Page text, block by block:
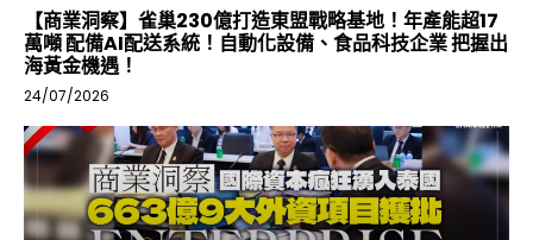
【商業洞察】雀巢230億打造東盟戰略基地！年產能超17
萬噸 配備AI配送系統！自動化設備、食品科技企業 把握出
海黃金機遇！
24/07/2026